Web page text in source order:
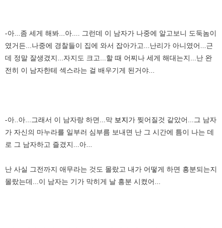
-아...좀 세게 해봐...아.... 그런데 이 남자가 나중에 알고보니 도둑놈이
였거든...나중에 경찰들이 집에 와서 잡아가고...난리가 아니였어...근
데 정말 잘생겼지...자지도 크고...할 때 어찌나 세게 해대는지...난 완
전히 이 남자한테 섹스라는 걸 배우기게 된거야...
-아..아...그래서 이 남자랑 하면...막 보지가 찢어질것 같았어...그 남자
가 자신의 마누라를 일부러 심부름 보내면 난 그 시간에 틈이 나는 데
로 그 남자하고 즐겼지...아...
난 사실 그전까지 애무라는 것도 몰랐고 내가 어떻게 하면 흥분되는지
몰랐는데...이 남자는 기가 막히게 날 흥분 시켰어...